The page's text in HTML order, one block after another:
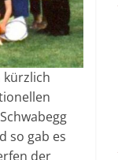
kürzlich
so gab es
der